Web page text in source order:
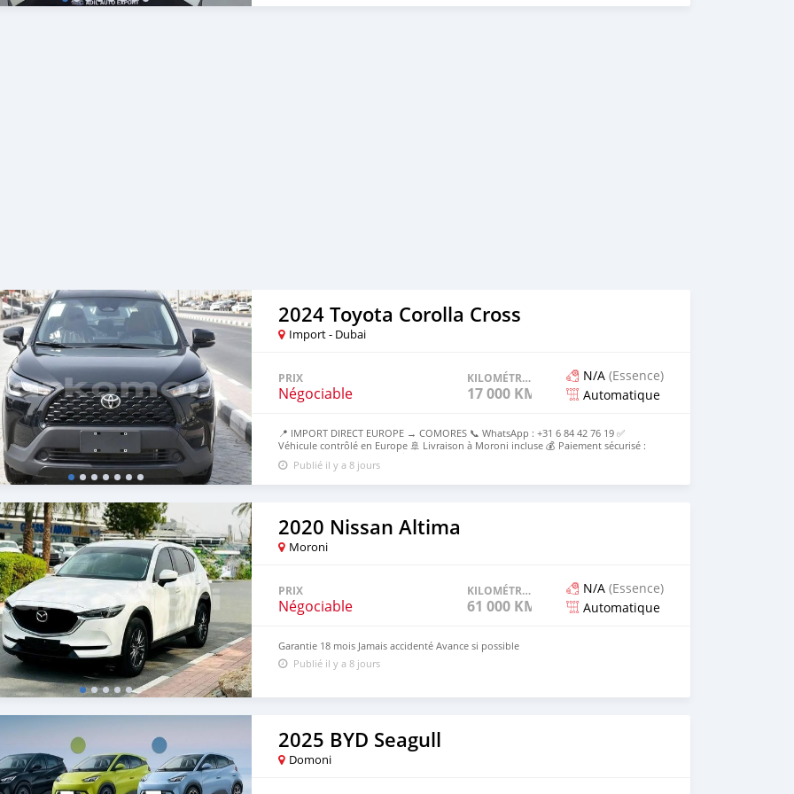
2024 Toyota Corolla Cross
Import - Dubai
PRIX
Négociable
KILOMÉTRAGE
17 000 KM
N/A (Essence)
Automatique
📍 IMPORT DIRECT EUROPE → COMORES 📞 WhatsApp : +31 6 84 42 76 19 ✅
Véhicule contrôlé en Europe 🚢 Livraison à Moroni incluse 💰 Paiement sécurisé :
50% avant, 50% à l’arrivée 💰Prix rendu Moroni : [2000000 ] Tout compris
Publié il y a 8 jours
2020 Nissan Altima
Moroni
PRIX
Négociable
KILOMÉTRAGE
61 000 KM
N/A (Essence)
Automatique
Garantie 18 mois Jamais accidenté Avance si possible
Publié il y a 8 jours
2025 BYD Seagull
Domoni